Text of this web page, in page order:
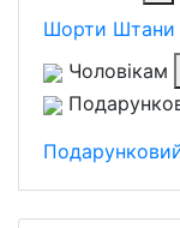
Шорти Штани
Чоловікам